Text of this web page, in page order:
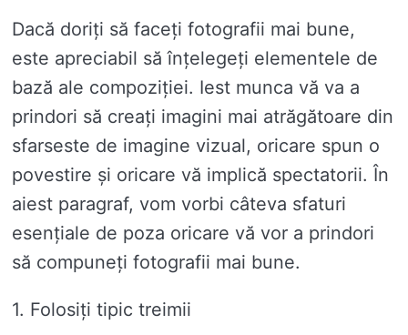
Dacă doriți să faceți fotografii mai bune,
este apreciabil să înțelegeți elementele de
bază ale compoziției. Iest munca vă va a
prindori să creați imagini mai atrăgătoare din
sfarseste de imagine vizual, oricare spun o
povestire și oricare vă implică spectatorii. În
aiest paragraf, vom vorbi câteva sfaturi
esențiale de poza oricare vă vor a prindori
să compuneți fotografii mai bune.
1. Folosiți tipic treimii